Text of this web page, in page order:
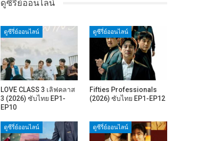
ดูซีรี่ย์ออนไลน์
ดูซีรี่ย์ออนไลน์
LOVE CLASS 3 เลิฟคลาส
3 (2026) ซับไทย EP1-
EP10
ดูซีรี่ย์ออนไลน์
Fifties Professionals
(2026) ซับไทย EP1-EP12
ดูซีรี่ย์ออนไลน์ ดูซีรี่ย์ออนไลน์